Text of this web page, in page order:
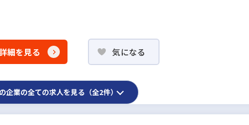
細を見る 気になる
企業の全ての求人を見る（全2件）